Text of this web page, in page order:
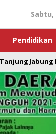
Sabtu,
Pendidikan
Tanjung Jabung